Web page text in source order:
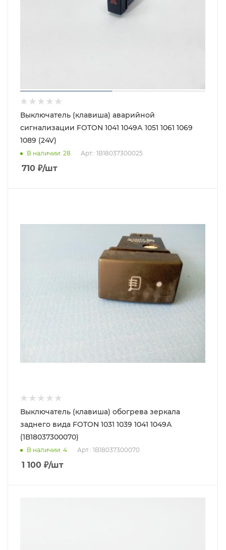
Выключатель (клавиша) аварийной
сигнализации FOTON 1041 1049А 1051 1061 1069
1089 (24V)
В наличии: 28 Арт.: 1B18037300025
710 ₽/шт
Выключатель (клавиша) обогрева зеркала
заднего вида FOTON 1031 1039 1041 1049А
(1В18037300070)
В наличии: 4 Арт.: 1B18037300070
1 100 ₽/шт